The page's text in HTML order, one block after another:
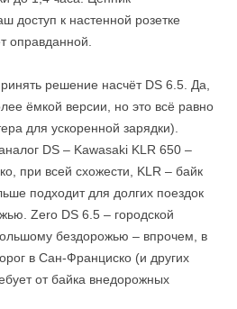
доступ к настенной розетке
оправданной.
решение насчёт DS 6.5. Да,
ёмкой версии, но это всё равно
для ускоренной зарядки).
DS – Kawasaki KLR 650 –
при всей схожести, KLR – байк
подходит для долгих поездок
Zero DS 6.5 – городской
бездорожью – впрочем, в
в Сан-Франциско (и других
от байка внедорожных